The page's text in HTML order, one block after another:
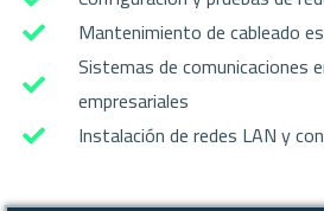
Mantenimiento de cableado
Sistemas de comunicaciones
empresariales
Instalación de redes LAN y